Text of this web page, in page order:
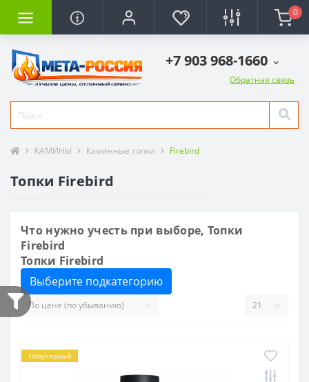
0
+7 903 968-1660
Обратная связь
КАМИНЫ Каминные топки Firebird
Топки Firebird
Что нужно учесть при выборе, Топки
Firebird
Топки Firebird
Выберите подкатегорию
Популярный